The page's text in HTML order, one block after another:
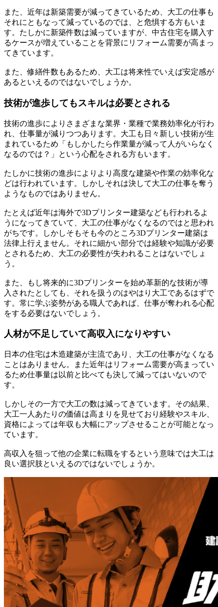
また、近年は新築需要が減ってきているため、大工の仕事も
それにともなって減っているのでは、と危惧する方もいま
す。たしかに新築件数は減っていますが、中古住宅を購入す
るケースが増えていることを背景にリフォーム需要が高まっ
てきています。
また、修繕件数もあるため、大工は将来性でいえば安定感が
あるといえるのではないでしょうか。
技術が進歩してもスキルは必要とされる
技術の進歩によりさまざまな業界・業種で業務効率化が行わ
れ、仕事量が減りつつあります。大工も日々新しい技術が生
まれているため「もしかしたら作業量が減って人がいらなく
なるのでは？」という心配をされる方もいます。
たしかに技術の進歩によりより高度な建築や作業の効率化な
どは行われています。しかしそれは決して大工の仕事を奪う
ようなものではありません。
たとえば近年は海外で3Dプリンター建築なども行われるよ
うになってきていて、大工の仕事がなくなるのではと思われ
がちです。しかしそもそも今のところ3Dプリンター建築は
法律上行えません。それに細かい部分では経験や知識が必要
とされるため、大工の必要性が失われることはないでしょ
う。
また、もし将来的に3Dプリンターを始め革新的な技術が導
入されたとしても、それを扱うのはやはり大工であるはずで
す。常に学ぶ姿勢がある職人であれば、仕事が奪われる心配
をする必要はないでしょう。
人材が不足していて高収入になりやすい
日本の住宅は木造建築が主流であり、大工の仕事がなくなる
ことはありません。また近年はリフォーム需要が高まってい
るため仕事量は以前と比べても決して減ってはいないので
す。
しかしその一方で大工の数は減ってきています。その結果、
大工一人あたりの価値は高まりを見せており経験やスキル、
資格によっては年収も大幅にアップさせることが可能となっ
ています。
高収入を狙って他の企業に転職をするという意味では大工は
良い選択肢といえるのではないでしょうか。